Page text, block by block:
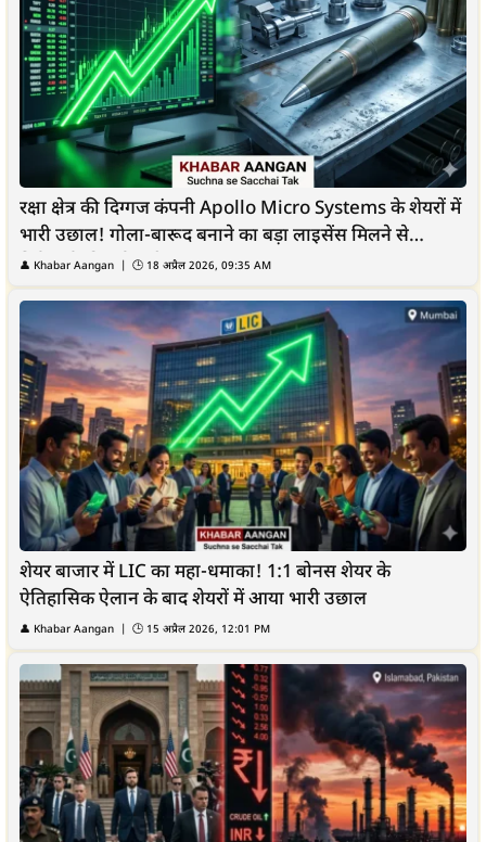
रक्षा क्षेत्र की दिग्गज कंपनी Apollo Micro Systems के शेयरों में
भारी उछाल! गोला-बारूद बनाने का बड़ा लाइसेंस मिलने से
निवेशकों की हुई चांदी
👤 Khabar Aangan | 🕒 18 अप्रैल 2026, 09:35 AM
शेयर बाजार में LIC का महा-धमाका! 1:1 बोनस शेयर के
ऐतिहासिक ऐलान के बाद शेयरों में आया भारी उछाल
👤 Khabar Aangan | 🕒 15 अप्रैल 2026, 12:01 PM